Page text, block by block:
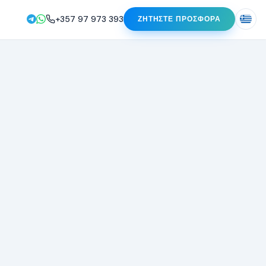
+357 97 973 393 ΖΗΤΗΣΤΕ ΠΡΟΣΦΟΡΑ